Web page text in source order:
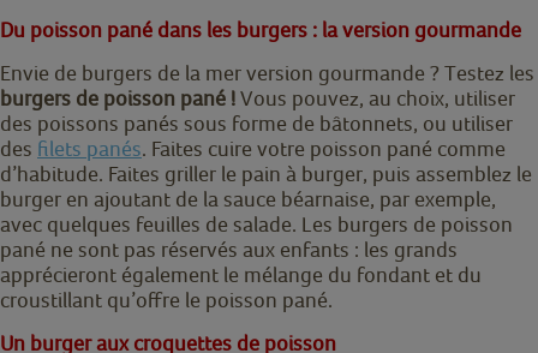
Du poisson pané dans les burgers : la version gourmande
Envie de burgers de la mer version gourmande ? Testez les
burgers de poisson pané !Vous pouvez, au choix, utiliser
des poissons panés sous forme de bâtonnets, ou utiliser
des filets panés. Faites cuire votre poisson pané comme
d’habitude. Faites griller le pain à burger, puis assemblez le
burger en ajoutant de la sauce béarnaise, par exemple,
avec quelques feuilles de salade. Les burgers de poisson
pané ne sont pas réservés aux enfants : les grands
apprécieront également le mélange du fondant et du
croustillant qu’offre le poisson pané.
Un burger aux croquettes de poisson